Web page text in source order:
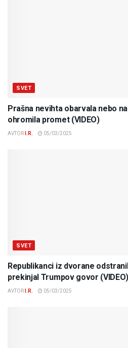
SVET
Prašna nevihta obarvala nebo
ohromila promet (VIDEO)
AVTOR I.R. 05/03/2025
SVET
Republikanci iz dvorane
prekinjal Trumpov govor (VIDEO)
AVTOR I.R. 05/03/2025